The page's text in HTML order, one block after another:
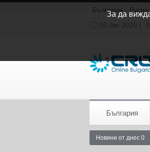
България - Русия
06 Авг 2026 |
България
Новини от днес 0
За да